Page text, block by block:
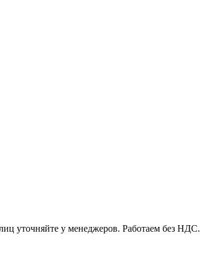
уточняйте у менеджеров. Работаем без НДС.